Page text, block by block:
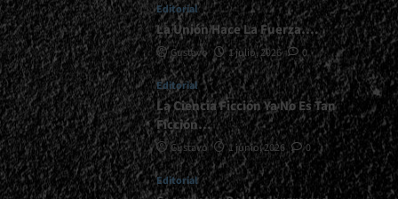
Editorial
La Unión Hace La Fuerza….
Gustavo 1 julio, 2026 0
Editorial
La Ciencia Ficción Ya No Es Tan
Ficción…
Gustavo 1 junio, 2026 0
Editorial